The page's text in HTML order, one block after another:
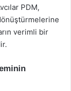
PDM,
verimli bir